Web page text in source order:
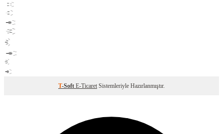
T-Soft E-Ticaret Sistemleriyle Hazırlanmıştır.